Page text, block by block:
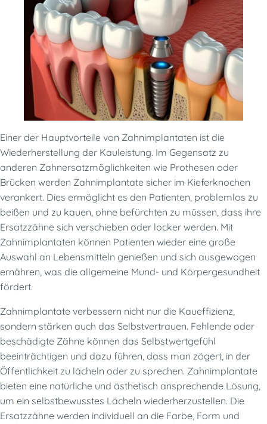
Einer der Hauptvorteile von Zahnimplantaten ist die
Wiederherstellung der Kauleistung. Im Gegensatz zu
anderen Zahnersatzmöglichkeiten wie Prothesen oder
Brücken werden Zahnimplantate sicher im Kieferknochen
verankert. Dies ermöglicht es den Patienten, problemlos zu
beißen und zu kauen, ohne befürchten zu müssen, dass ihre
Ersatzzähne sich verschieben oder locker werden. Mit
Zahnimplantaten können Patienten wieder eine große
Auswahl an Lebensmitteln genießen und sich ausgewogen
ernähren, was die allgemeine Mund- und Körpergesundheit
fördert.
Zahnimplantate verbessern nicht nur die Kaueffizienz,
sondern stärken auch das Selbstvertrauen. Fehlende oder
beschädigte Zähne können das Selbstwertgefühl
beeinträchtigen und dazu führen, dass man zögert, in der
Öffentlichkeit zu lächeln oder zu sprechen. Zahnimplantate
bieten eine natürliche und ästhetisch ansprechende Lösung,
um ein selbstbewusstes Lächeln wiederherzustellen. Die
Ersatzzähne werden individuell an die Farbe, Form und